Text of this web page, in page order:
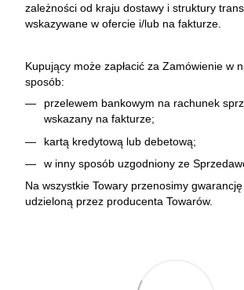
zależności od kraju dostawy i struktury
wskazywane w ofercie i/lub na fakturze.
Kupujący może zapłacić za Zamówienie w
sposób:
przelewem bankowym na rachunek
wskazany na fakturze;
kartą kredytową lub debetową;
w inny sposób uzgodniony ze
Na wszystkie Towary przenosimy
udzieloną przez producenta Towarów.